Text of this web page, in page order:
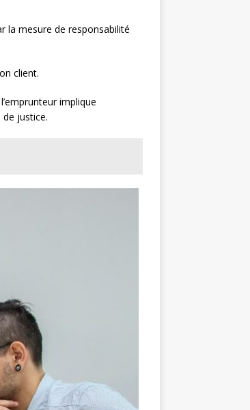
la mesure de responsabilité
client.
implique
justice.